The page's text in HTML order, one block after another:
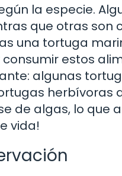
la especie.
que otras son
una tortuga
estos
algunas
herbívoras
de algas, lo que
vida!